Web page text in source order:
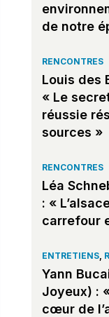
de notre
RENCONTRES
Louis des
« Le
réussie
sources »
RENCONTRES
Léa
: «
carrefour
ENTRETIENS,
Yann
Joyeux) :
cœur de